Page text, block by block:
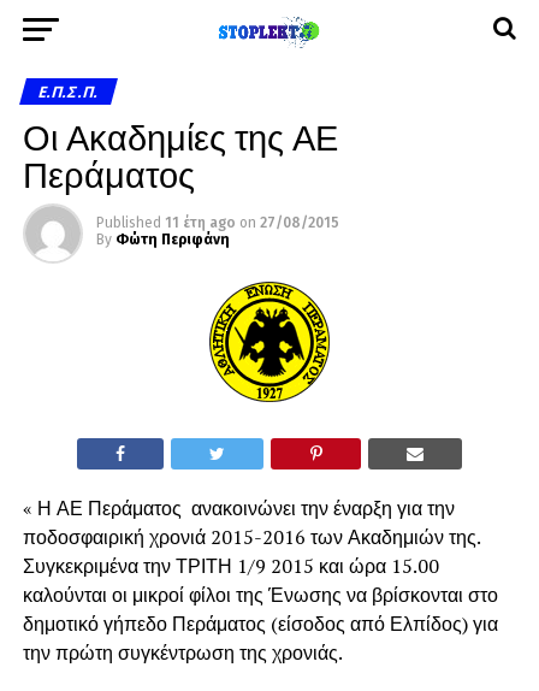
Ε.Π.Σ.Π.
Οι Ακαδημίες της ΑΕ
Περάματος
Published 11 έτη ago on 27/08/2015
By Φώτη Περιφάνη
« Η ΑΕ Περάματος ανακοινώνει την έναρξη για την
ποδοσφαιρική χρονιά 2015-2016 των Ακαδημιών της.
Συγκεκριμένα την ΤΡΙΤΗ 1/9 2015 και ώρα 15.00
καλούνται οι μικροί φίλοι της Ένωσης να βρίσκονται στο
δημοτικό γήπεδο Περάματος (είσοδος από Ελπίδος) για
την πρώτη συγκέντρωση της χρονιάς.